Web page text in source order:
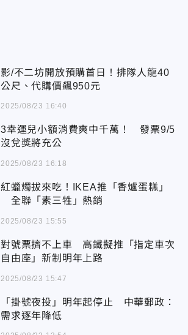
影/不二坊開放預購首日！排隊人龍40
公尺、代購價飆950元
2025/08/23 16:40
3幸運兒小額消費爽中千萬！ 發票9/5
沒兌獎將充公
2025/08/23 16:18
紅蠟燭拔來吃！IKEA推「香爐蛋糕」
全聯「素三牲」熱銷
2025/08/23 15:55
對號票擠不上車 高鐵擬推「指定車次
自由座」新制明年上路
2025/08/23 15:47
「掛號夜投」明年起停止 中華郵政：
需求逐年降低